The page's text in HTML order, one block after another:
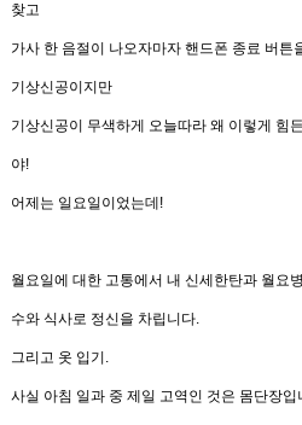
찾고
가사 한 음절이 나오자마자 핸드폰 종료 버튼
기상신공이지만
기상신공이 무색하게 오늘따라 왜 이렇게 힘
야!
어제는 일요일이었는데 !
월요일에 대한 고통에서 내 신세한탄과 월요
수와 식사로 정신을 차립니다.
그리고 옷 입기 .
사실 아침 일과 중 제일 고역인 것은 몸단장입